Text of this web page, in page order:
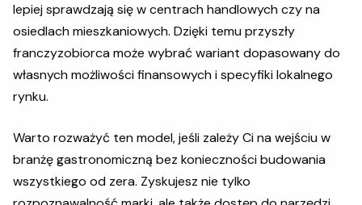
lepiej sprawdzają się w centrach handlowych czy na
osiedlach mieszkaniowych. Dzięki temu przyszły
franczyzobiorca może wybrać wariant dopasowany do
własnych możliwości finansowych i specyfiki lokalnego
rynku.
Warto rozważyć ten model, jeśli zależy Ci na wejściu w
branżę gastronomiczną bez konieczności budowania
wszystkiego od zera. Zyskujesz nie tylko